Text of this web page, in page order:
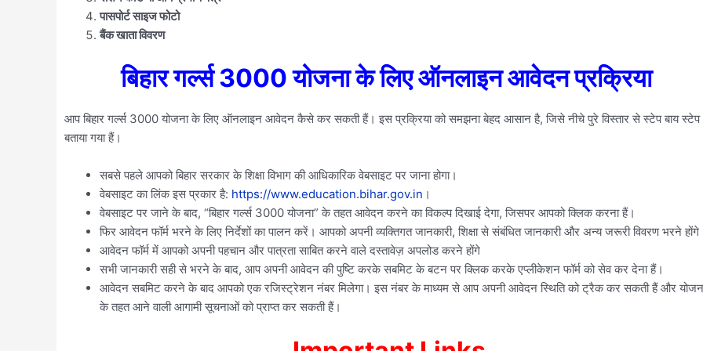
पासपोर्ट साइज फोटो
बैंक खाता विवरण
बिहार गर्ल्स 3000 योजना के लिए ऑनलाइन आवेदन प्रक्रिया
आप बिहार गर्ल्स 3000 योजना के लिए ऑनलाइन आवेदन कैसे कर सकती हैं। इस प्रक्रिया को समझना बेहद आसान है, जिसे नीचे पुरे विस्तार से स्टेप बाय स्टेप
बताया गया हैं।
सबसे पहले आपको बिहार सरकार के शिक्षा विभाग की आधिकारिक वेबसाइट पर जाना होगा।
वेबसाइट का लिंक इस प्रकार है: https://www.education.bihar.gov.in ।
वेबसाइट पर जाने के बाद, “बिहार गर्ल्स 3000 योजना” के तहत आवेदन करने का विकल्प दिखाई देगा, जिसपर आपको क्लिक करना हैं।
फिर आवेदन फॉर्म भरने के लिए निर्देशों का पालन करें। आपको अपनी व्यक्तिगत जानकारी, शिक्षा से संबंधित जानकारी और अन्य जरूरी विवरण भरने
आवेदन फॉर्म में आपको अपनी पहचान और पात्रता साबित करने वाले दस्तावेज़ अपलोड करने होंगे
सभी जानकारी सही से भरने के बाद, आप अपनी आवेदन की पुष्टि करके सबमिट के बटन पर क्लिक करके एप्लीकेशन फॉर्म को सेव कर देना हैं।
आवेदन सबमिट करने के बाद आपको एक रजिस्ट्रेशन नंबर मिलेगा। इस नंबर के माध्यम से आप अपनी आवेदन स्थिति को ट्रैक कर सकती हैं और
के तहत आने वाली आगामी सूचनाओं को प्राप्त कर सकती हैं।